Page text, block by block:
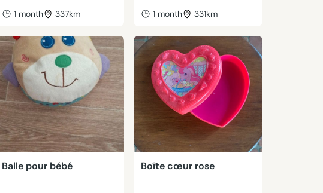
1 month 337km 1 month 331km
Balle pour bébé Boîte cœur rose